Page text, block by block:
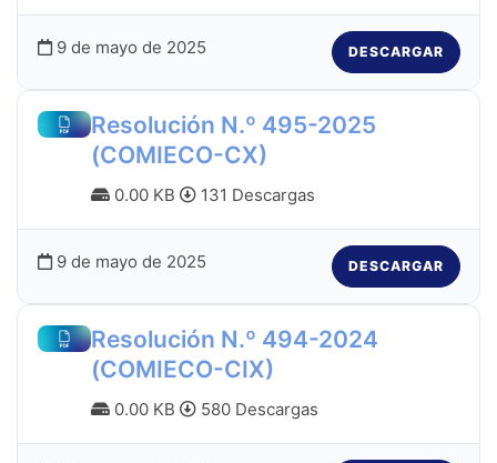
9 de mayo de 2025 DESCARGAR
Resolución N.º 495-2025
(COMIECO-CX)
0.00 KB 131 Descargas
9 de mayo de 2025 DESCARGAR
Resolución N.º 494-2024
(COMIECO-CIX)
0.00 KB 580 Descargas